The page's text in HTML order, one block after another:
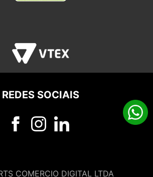
REDES SOCIAIS
COMERCIO DIGITAL LTDA